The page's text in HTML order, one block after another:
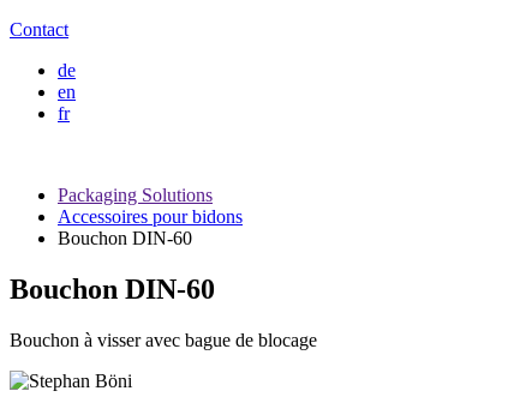
Contact
de
en
fr
Packaging Solutions
Accessoires pour bidons
Bouchon DIN-60
Bouchon DIN-60
Bouchon à visser avec bague de blocage